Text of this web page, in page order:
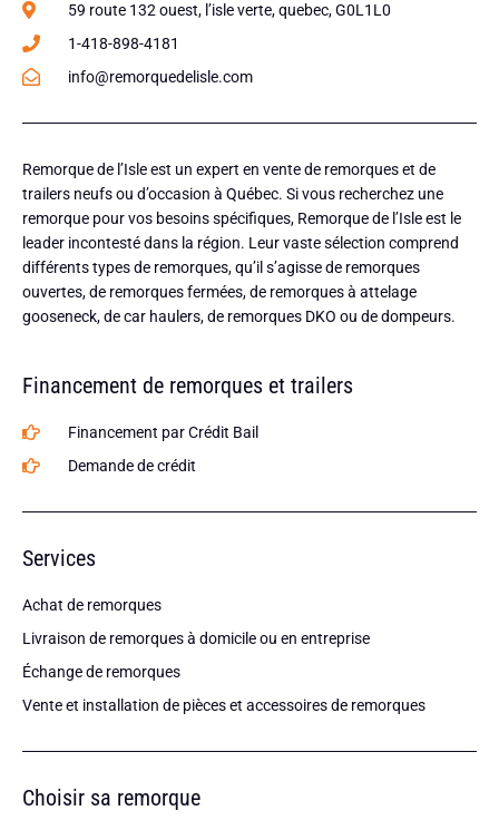
59 route 132 ouest, l’isle verte, quebec, G0L1L0
1-418-898-4181
info@remorquedelisle.com
Remorque de l’Isle est un expert en vente de remorques et de
trailers neufs ou d’occasion à Québec. Si vous recherchez une
remorque pour vos besoins spécifiques, Remorque de l’Isle est le
leader incontesté dans la région. Leur vaste sélection comprend
différents types de remorques, qu’il s’agisse de remorques
ouvertes, de remorques fermées, de remorques à attelage
gooseneck, de car haulers, de remorques DKO ou de dompeurs.
Financement de remorques et trailers
Financement par Crédit Bail
Demande de crédit
Services
Achat de remorques
Livraison de remorques à domicile ou en entreprise
Échange de remorques
Vente et installation de pièces et accessoires de remorques
Choisir sa remorque